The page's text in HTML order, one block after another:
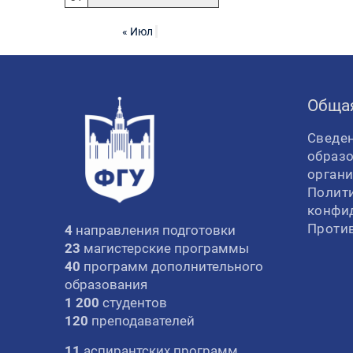
« Июл
4 направления подготовки
23 магистерские программы
40 программ дополнительного
образования
1 200 студентов
120 преподавателей